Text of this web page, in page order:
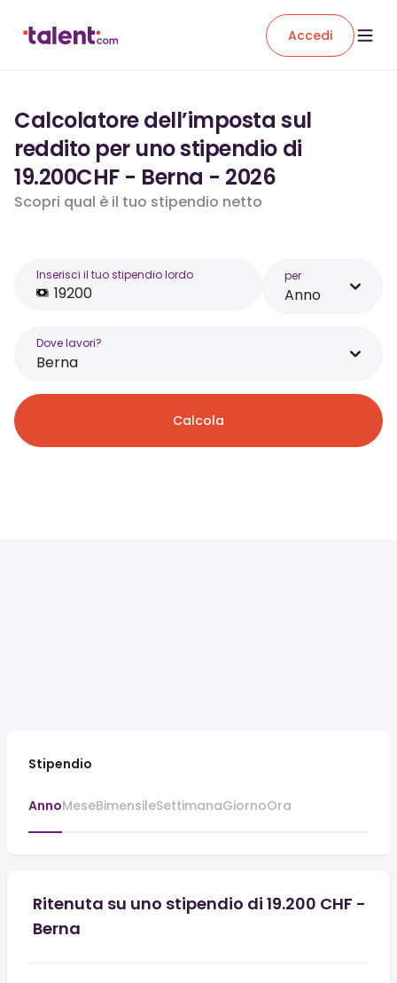
Accedi
Calcolatore dell’imposta sul
reddito per uno stipendio di
19.200CHF - Berna - 2026
Scopri qual è il tuo stipendio netto
Inserisci il tuo stipendio lordo per
Anno
Dove lavori?
Berna
Calcola
Stipendio
AnnoMeseBimensileSettimanaGiornoOra
Ritenuta su uno stipendio di 19.200 CHF -
Berna